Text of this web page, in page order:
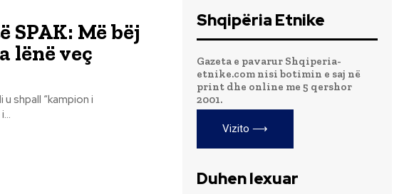
Më bëj
lënë veç
u shpall “kampion i
E teksa i...
Shqipëria Etnike
Gazeta e pavarur Shqiperia-
etnike.com nisi botimin e saj në
print dhe online me 5 qershor
2001.
Vizito ⟶
Duhen lexuar